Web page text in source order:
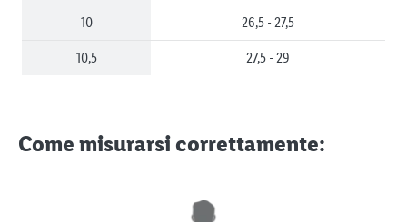
10 26,5 - 27,5
10,5 27,5 - 29
Come misurarsi correttamente: